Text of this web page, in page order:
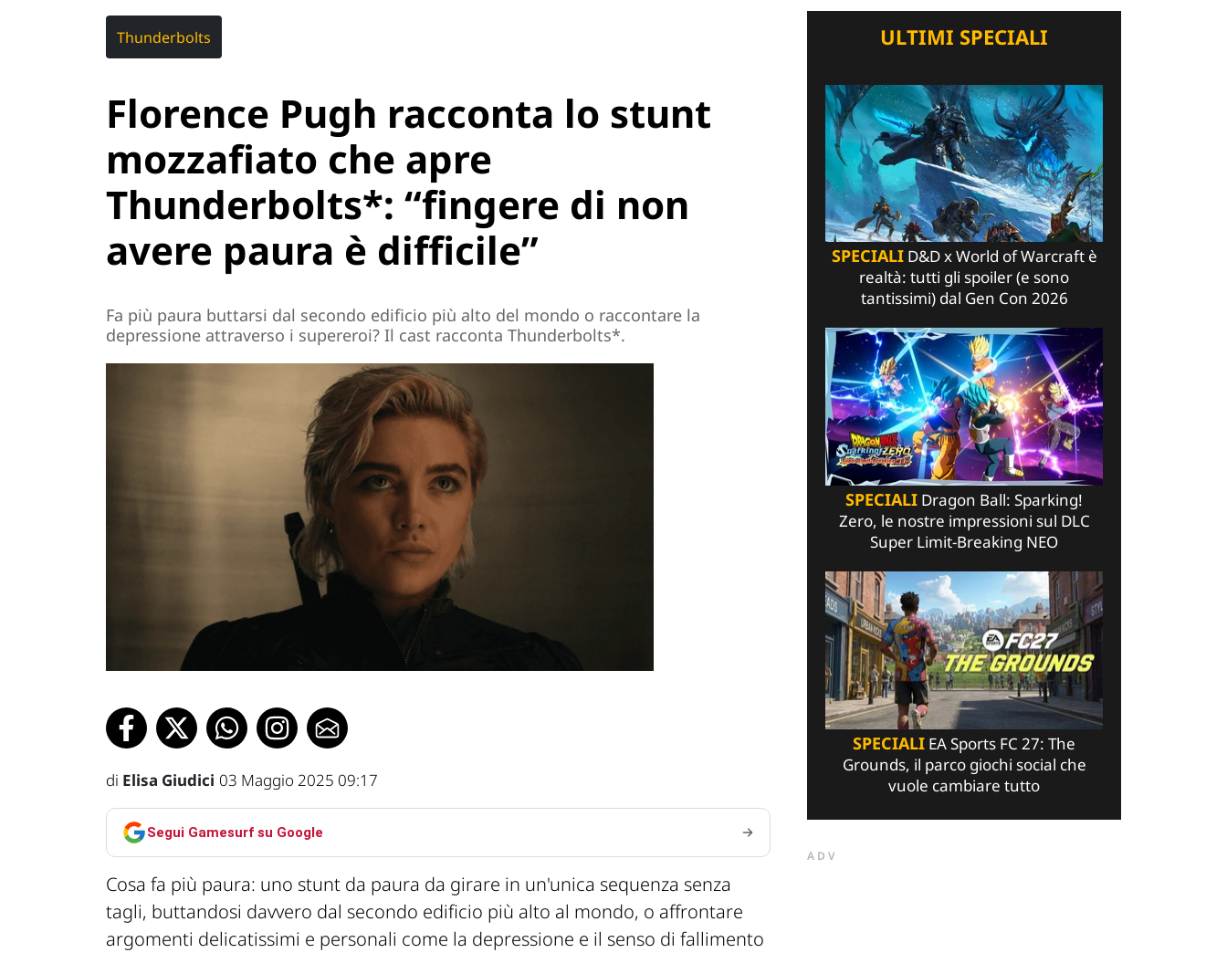
Thunderbolts
Florence Pugh racconta lo stunt
mozzafiato che apre
Thunderbolts*: “fingere di non
avere paura è difficile”
Fa più paura buttarsi dal secondo edificio più alto del mondo o raccontare la
depressione attraverso i supereroi? Il cast racconta Thunderbolts*.
di Elisa Giudici 03 Maggio 2025 09:17
Segui Gamesurf su Google
Cosa fa più paura: uno stunt da paura da girare in un'unica sequenza senza
tagli, buttandosi davvero dal secondo edificio più alto al mondo, o affrontare
argomenti delicatissimi e personali come la depressione e il senso di fallimento
ULTIMI SPECIALI
SPECIALID&D x World of Warcraft è
realtà: tutti gli spoiler (e sono
tantissimi) dal Gen Con 2026
SPECIALI Dragon Ball: Sparking!
Zero, le nostre impressioni sul DLC
Super Limit-Breaking NEO
SPECIALI EA Sports FC 27: The
Grounds, il parco giochi social che
vuole cambiare tutto
ADV